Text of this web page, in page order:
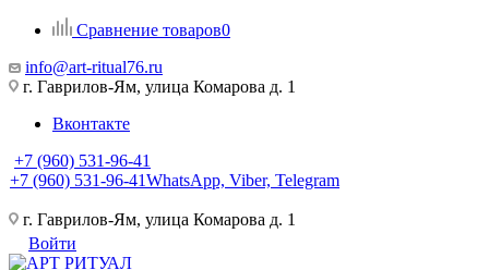
Сравнение товаров0
info@art-ritual76.ru
г. Гаврилов-Ям, улица Комарова д. 1
Вконтакте
+7 (960) 531-96-41
+7 (960) 531-96-41WhatsApp, Viber, Telegram
г. Гаврилов-Ям, улица Комарова д. 1
Войти